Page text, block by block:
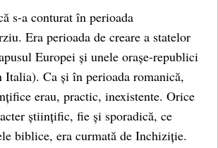
s-a conturat în perioada
Era perioada de creare a statelor
Europei și unele orașe-republici
Italia). Ca și în perioada romanică,
erau, practic, inexistente. Orice
științific, fie și sporadică, ce
biblice, era curmată de Inchiziție.